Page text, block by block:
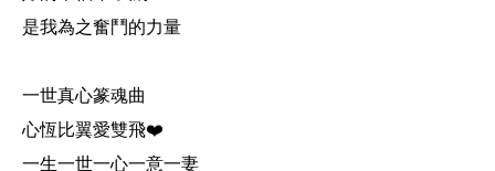
是我為之奮鬥的力量
一世真心篆魂曲
心恆比翼愛雙飛❤️
一生一世一心一意一妻